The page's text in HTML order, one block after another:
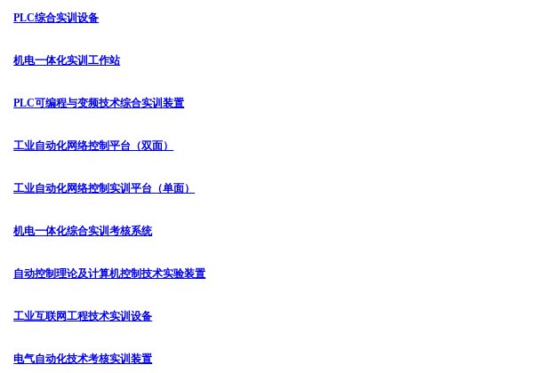
PLC综合实训设备
机电一体化实训工作站
PLC可编程与变频技术综合实训装置
工业自动化网络控制平台（双面）
工业自动化网络控制实训平台（单面）
机电一体化综合实训考核系统
自动控制理论及计算机控制技术实验装置
工业互联网工程技术实训设备
电气自动化技术考核实训装置